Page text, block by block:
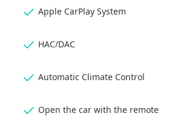
Apple CarPlay System
HAC/DAC
Automatic Climate Control
Open the car with the remote